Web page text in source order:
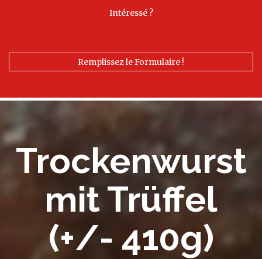
Intéressé ?
Remplissez le Formulaire !
Trockenwurst
mit Trüffel
(+/- 410g)